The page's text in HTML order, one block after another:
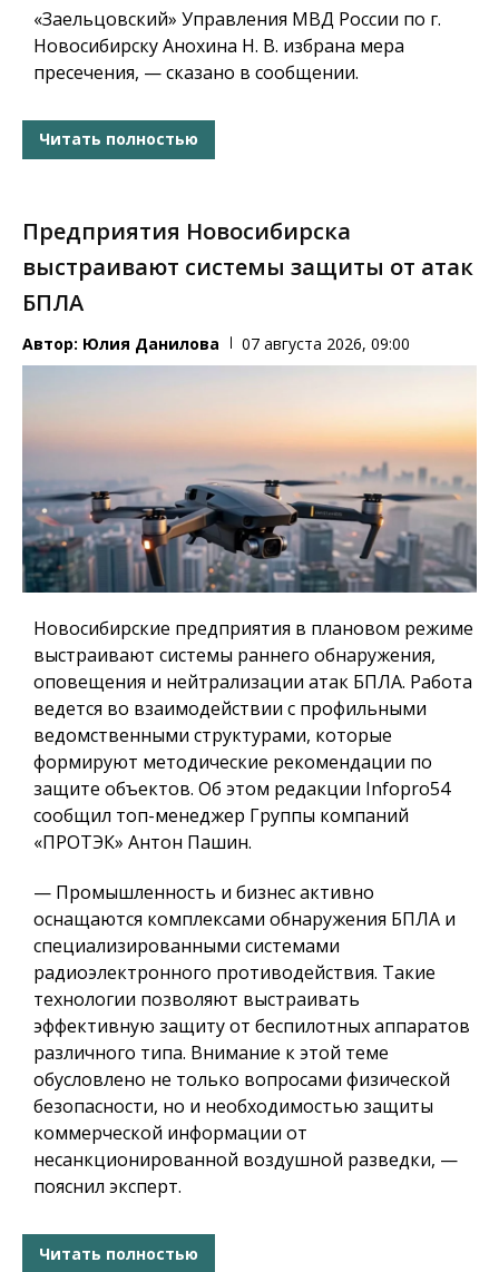
«Заельцовский» Управления МВД России по г.
Новосибирску Анохина Н. В. избрана мера
пресечения, — сказано в сообщении.
Читать полностью
Предприятия Новосибирска
выстраивают системы защиты от атак
БПЛА
Автор: Юлия Данилова 07 августа 2026, 09:00
Новосибирские предприятия в плановом режиме
выстраивают системы раннего обнаружения,
оповещения и нейтрализации атак БПЛА. Работа
ведется во взаимодействии с профильными
ведомственными структурами, которые
формируют методические рекомендации по
защите объектов. Об этом редакции Infopro54
сообщил топ-менеджер Группы компаний
«ПРОТЭК» Антон Пашин.
— Промышленность и бизнес активно
оснащаются комплексами обнаружения БПЛА и
специализированными системами
радиоэлектронного противодействия. Такие
технологии позволяют выстраивать
эффективную защиту от беспилотных аппаратов
различного типа. Внимание к этой теме
обусловлено не только вопросами физической
безопасности, но и необходимостью защиты
коммерческой информации от
несанкционированной воздушной разведки, —
пояснил эксперт.
Читать полностью